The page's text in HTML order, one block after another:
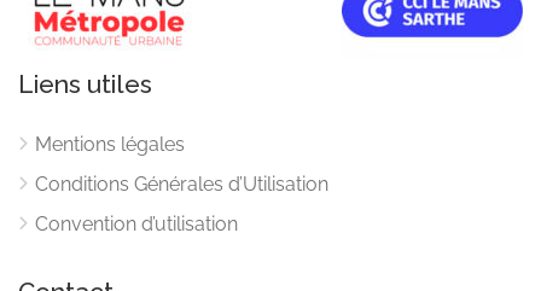
Liens utiles
Mentions légales
Conditions Générales d’Utilisation
Convention d’utilisation